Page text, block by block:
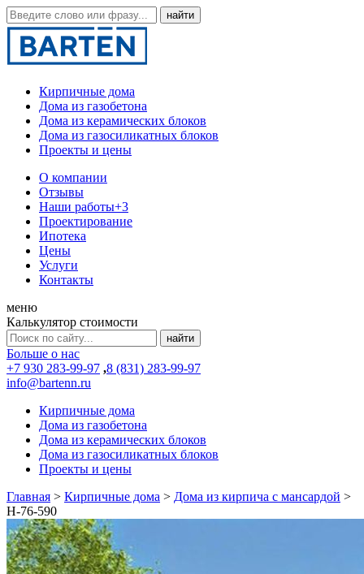
Кирпичные дома
Дома из газобетона
Дома из керамических блоков
Дома из газосиликатных блоков
Проекты и цены
О компании
Отзывы
Наши работы+3
Проектирование
Ипотека
Цены
Услуги
Контакты
меню
Калькулятор стоимости
Больше о нас
+7 930 283-99-97 ,8 (831) 283-99-97
info@bartenn.ru
Кирпичные дома
Дома из газобетона
Дома из керамических блоков
Дома из газосиликатных блоков
Проекты и цены
Главная > Кирпичные дома > Дома из кирпича с мансардой >
Н-76-590